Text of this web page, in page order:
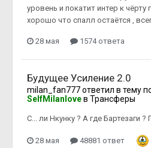
уровень и покатит интер к чёрту
хорошо что спалл остаётся ,
28 мая 1574 ответа
Будущее Усиление 2.0
milan_fan777ответил в тему
SelfMilanloveв Трансферы
С... ли Нкунку ? А где Бартезаги ?
28 мая 48881 ответ